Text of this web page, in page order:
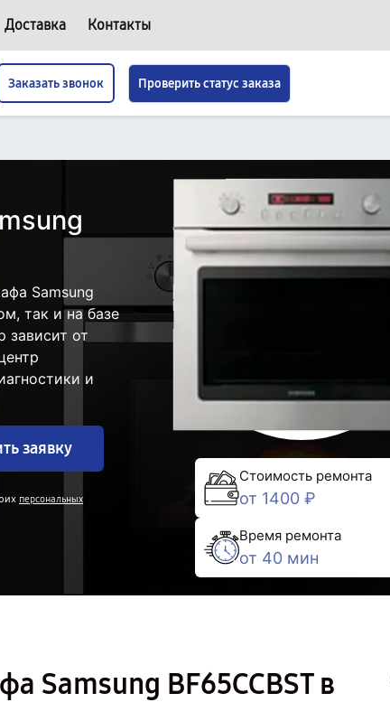
Доставка Контакты
Заказать звонок Проверить статус заказа
Samsung
так и на базе
зависит от
и
заявку
персональных
Стоимость ремонта
от 1400 ₽
Время ремонта
от 40 мин
Samsung BF65CCBST в